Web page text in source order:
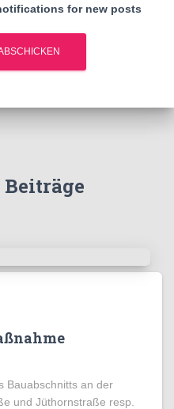
for new posts
Bauabschnitts an der
und Jüthornstraße resp.